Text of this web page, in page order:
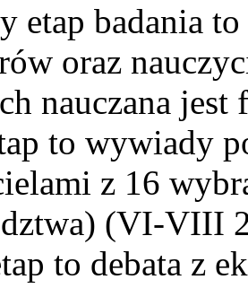
etap badania
oraz
nauczana
to wywiady
z 16
(VI-VIII
to debata z